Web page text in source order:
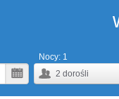
2 dorośli
Nocy: 1